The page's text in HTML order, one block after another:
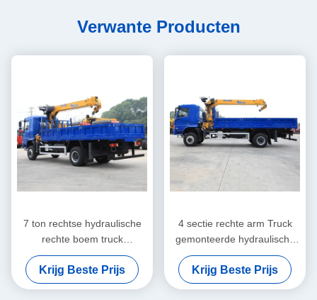
Verwante Producten
7 ton rechtse hydraulische
rechte boem truck
gemonteerd knokkel
kraanheffen systeem
Krijg Beste Prijs
4 sectie rechte arm Truck
gemonteerde hydraulische
kraan 15.3M
afstandsbediening Lifting
System
Krijg Beste Prijs